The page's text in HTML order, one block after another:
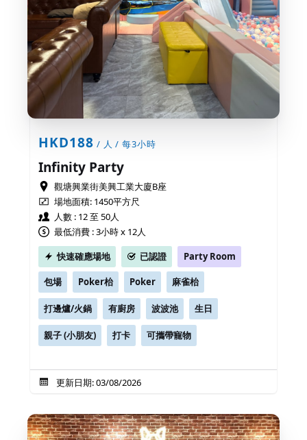
HKD188 / 人 / 每3小時
Infinity Party
觀塘興業街美興工業大廈B座
場地面積: 1450平方尺
人數 : 12 至 50人
最低消費 : 3小時 x 12人
快速確應場地
已認證 Party Room
包場 Poker枱 Poker 麻雀枱
打邊爐/火鍋 有廚房 波波池 生日
親子 (小朋友) 打卡 可攜帶寵物
更新日期: 03/08/2026